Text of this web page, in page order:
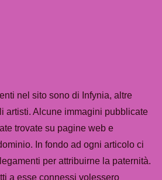
nel sito sono di Infynia, altre
artisti. Alcune immagini pubblicate
trovate su pagine web e
In fondo ad ogni articolo ci
per attribuirne la paternità.
a esse connessi volessero